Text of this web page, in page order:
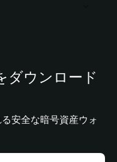
ダウンロード
安全な暗号資産ウォ